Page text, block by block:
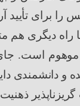
را برای تأیید
راه دیگری هم
موهوم است.
و دانشمندی